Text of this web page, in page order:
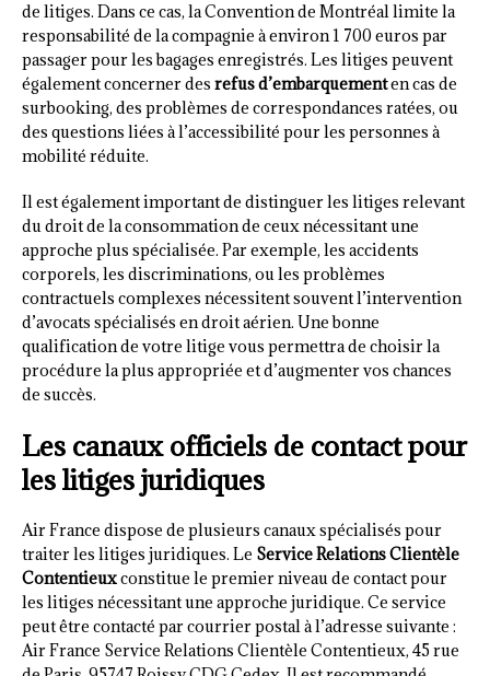
de litiges. Dans ce cas, la Convention de Montréal limite la
responsabilité de la compagnie à environ 1 700 euros par
passager pour les bagages enregistrés. Les litiges peuvent
également concerner des refus d’embarquementen cas de
surbooking, des problèmes de correspondances ratées, ou
des questions liées à l’accessibilité pour les personnes à
mobilité réduite.
Il est également important de distinguer les litiges relevant
du droit de la consommation de ceux nécessitant une
approche plus spécialisée. Par exemple, les accidents
corporels, les discriminations, ou les problèmes
contractuels complexes nécessitent souvent l’intervention
d’avocats spécialisés en droit aérien. Une bonne
qualification de votre litige vous permettra de choisir la
procédure la plus appropriée et d’augmenter vos chances
de succès.
Les canaux officiels de contact pour
les litiges juridiques
Air France dispose de plusieurs canaux spécialisés pour
traiter les litiges juridiques. Le Service Relations Clientèle
Contentieuxconstitue le premier niveau de contact pour
les litiges nécessitant une approche juridique. Ce service
peut être contacté par courrier postal à l’adresse suivante :
Air France Service Relations Clientèle Contentieux, 45 rue